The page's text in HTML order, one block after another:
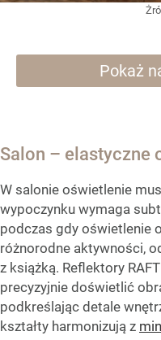
Pokaż
Salon – elastyczne
W salonie oświetlenie
wypoczynku wymaga
podczas gdy oświetlenie
różnorodne aktywności,
z książką. Reflektory
precyzyjnie doświetlić
podkreślając detale
kształty harmonizują z